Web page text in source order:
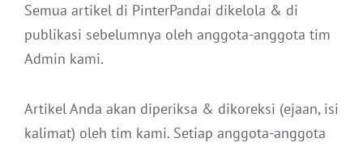
Semua artikel di PinterPandai dikelola & di
publikasi sebelumnya oleh anggota-anggota tim
Admin kami.
Artikel Anda akan diperiksa & dikoreksi (ejaan, isi
kalimat) oleh tim kami. Setiap anggota-anggota